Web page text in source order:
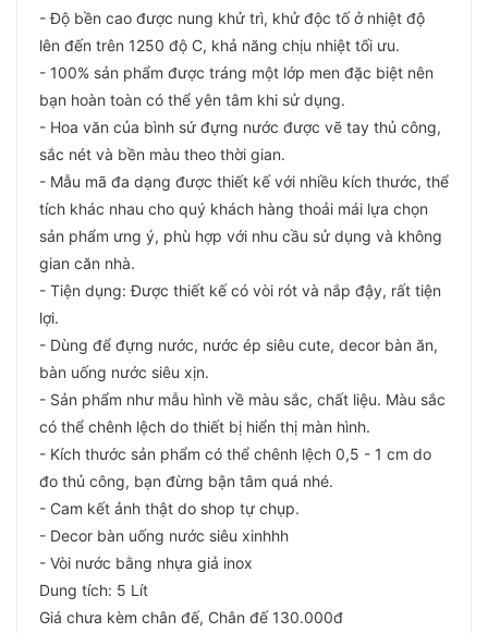
- Độ bền cao được nung khử trì, khử độc tố ở nhiệt độ
lên đến trên 1250 độ C, khả năng chịu nhiệt tối ưu.
- 100% sản phẩm được tráng một lớp men đặc biệt nên
bạn hoàn toàn có thể yên tâm khi sử dụng.
- Hoa văn của bình sứ đựng nước được vẽ tay thủ công,
sắc nét và bền màu theo thời gian.
- Mẫu mã đa dạng được thiết kế với nhiều kích thước, thể
tích khác nhau cho quý khách hàng thoải mái lựa chọn
sản phẩm ưng ý, phù hợp với nhu cầu sử dụng và không
gian căn nhà.
- Tiện dụng: Được thiết kế có vòi rót và nắp đậy, rất tiện
lợi.
- Dùng để đựng nước, nước ép siêu cute, decor bàn ăn,
bàn uống nước siêu xịn.
- Sản phẩm như mẫu hình về màu sắc, chất liệu. Màu sắc
có thể chênh lệch do thiết bị hiển thị màn hình.
- Kích thước sản phẩm có thể chênh lệch 0,5 - 1 cm do
đo thủ công, bạn đừng bận tâm quá nhé.
- Cam kết ảnh thật do shop tự chụp.
- Decor bàn uống nước siêu xinhhh
- Vòi nước bằng nhựa giả inox
Dung tích: 5 Lít
Giá chưa kèm chân đế, Chân đế 130.000đ